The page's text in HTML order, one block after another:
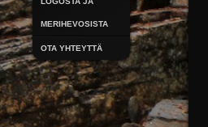
MERIHEVOSISTA
OTA YHTEYTTÄ